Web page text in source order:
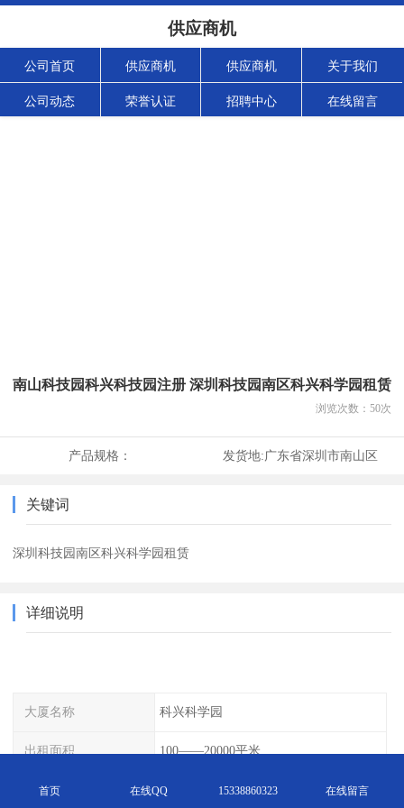
供应商机
公司首页 供应商机 供应商机 关于我们
公司动态 荣誉认证 招聘中心 在线留言
南山科技园科兴科技园注册 深圳科技园南区科兴科学园租赁
浏览次数： 50次
产品规格： 发货地:广东省深圳市南山区
关键词
深圳科技园南区科兴科学园租赁
详细说明
大厦名称 科兴科学园
出租面积 100——20000平米
面议 168含税
首页 在线QQ 15338860323 在线留言